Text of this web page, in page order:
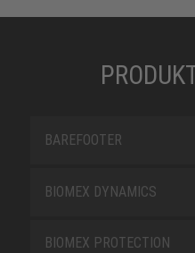
BAREFOOTER
BIOMEX DYNAMICS
BIOMEX PROTECTION